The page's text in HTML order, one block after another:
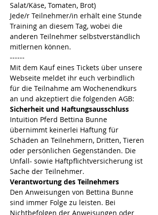
Salat/Käse, Tomaten, Brot)
Jede/r Teilnehmer/in erhält eine Stunde
Training an diesem Tag, wobei die
anderen Teilnehmer selbstverständlich
mitlernen können.
------
Mit dem Kauf eines Tickets über unsere
Webseite meldet ihr euch verbindlich
für die Teilnahme am Wochenendkurs
an und akzeptiert die folgenden AGB:
Sicherheit und Haftungsausschluss
Intuition Pferd Bettina Bunne
übernimmt keinerlei Haftung für
Schäden an Teilnehmern, Dritten, Tieren
oder persönlichen Gegenständen. Die
Unfall- sowie Haftpflichtversicherung ist
Sache der Teilnehmer.
Verantwortung des Teilnehmers
Den Anweisungen von Bettina Bunne
sind immer Folge zu leisten. Bei
Nichtbefolgen der Anweisungen oder